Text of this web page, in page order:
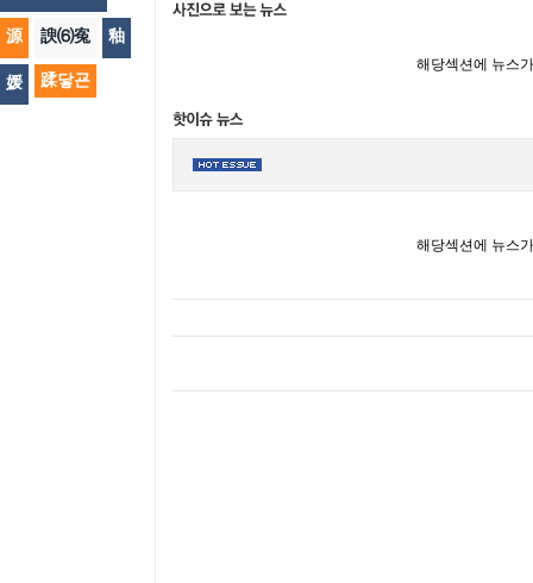
源 諛⑹寃 釉
媛 蹂닿굔
해당섹션에 뉴스
해당섹션에 뉴스